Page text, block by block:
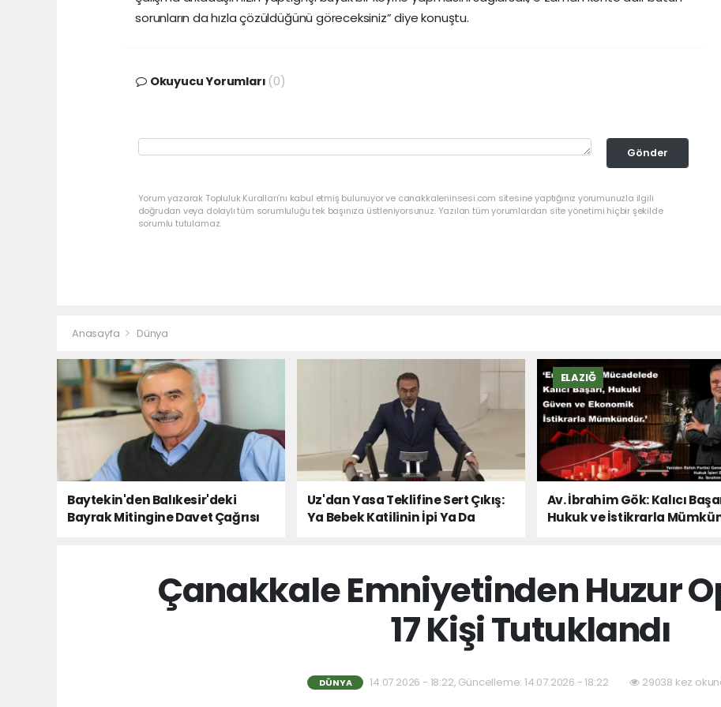
sorunların da hızla çözüldüğünü göreceksiniz” diye konuştu.
Okuyucu Yorumları (0)
Gönder
Yorum yazarak Topluluk Kuralları’nı kabul etmiş bulunuyor ve canakkaleninsesi.com sitesine yaptığınız yorumunuzla ilgili
doğrudan veya dolaylı tüm sorumluluğu tek başınıza üstleniyorsunuz. Yazılan tüm yorumlardan site yönetimi hiçbir şekilde
sorumlu tutulamaz.
Anasayfa Dünya
Baytekin'den Balıkesir'deki
Bayrak Mitingine Davet Çağrısı
Uz'dan Yasa Teklifine Sert Çıkış:
Ya Bebek Katilinin İpi Ya Da
ELAZIĞ
Av. İbrahim Gök: Kalıcı
Hukuk ve İstikrarla
Çanakkale Emniyetinden Huzur
17 Kişi Tutuklandı
DÜNYA 14.07.2026 - 18:22, Güncelleme: 14.07.2026 - 18:22 29038 kez